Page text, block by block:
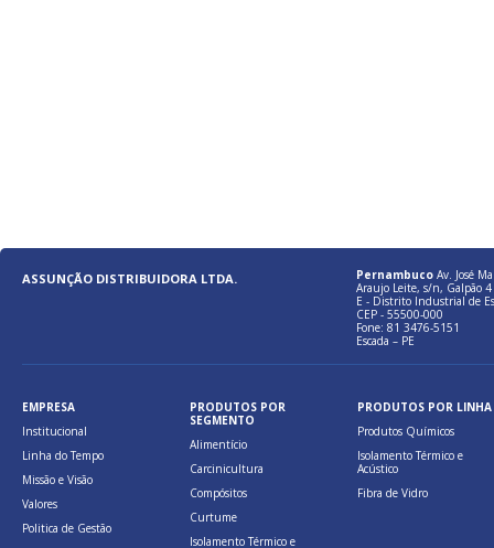
ASSUNÇÃO DISTRIBUIDORA LTDA. Pernambuco Av. José
Araujo Leite, s/n, Galpão 4
E - Distrito Industrial de
CEP - 55500-000
Fone: 81 3476-5151
Escada – PE
EMPRESA
Institucional
Linha do Tempo
Missão e Visão
Valores
Politica de Gestão
PRODUTOS POR
SEGMENTO
Alimentício
Carcinicultura
Compósitos
Curtume
Isolamento Térmico e
PRODUTOS POR LINHA
Produtos Químicos
Isolamento Térmico e
Acústico
Fibra de Vidro